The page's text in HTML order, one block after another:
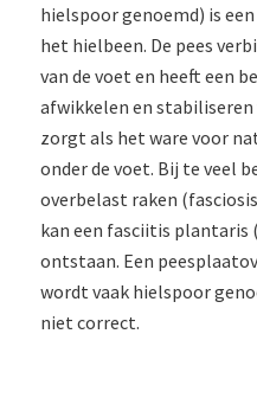
hielspoor genoemd) is
het hielbeen. De pees
van de voet en heeft een
afwikkelen en stabiliseren
zorgt als het ware voor
onder de voet. Bij te veel
overbelast raken
kan een fasciitis
ontstaan. Een
wordt vaak hielspoor
niet correct.